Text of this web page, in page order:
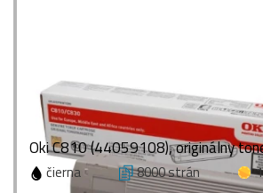
Oki C810 (44059108), originálny
čierna 8000 strán